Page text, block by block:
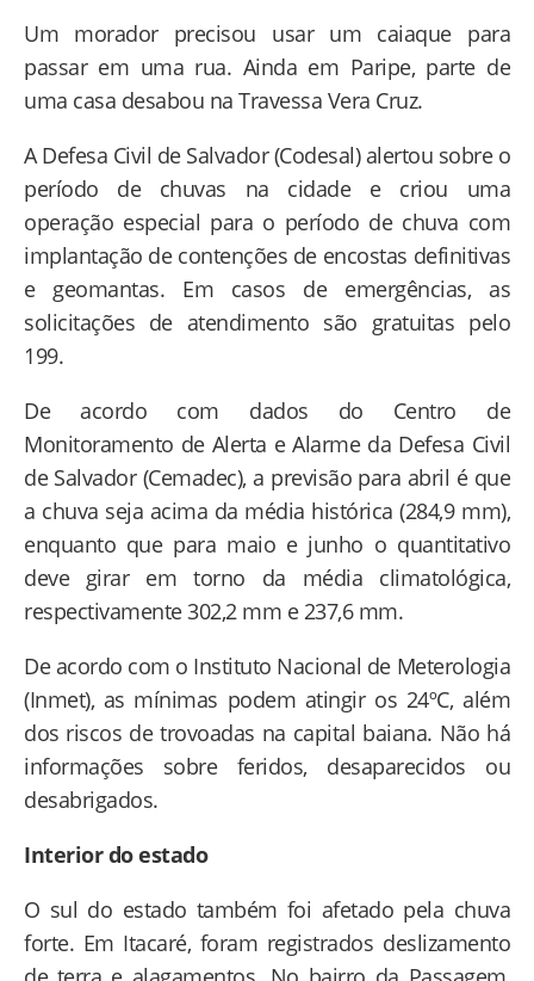
Um morador precisou usar um caiaque para
passar em uma rua. Ainda em Paripe, parte de
uma casa desabou na Travessa Vera Cruz.
A Defesa Civil de Salvador (Codesal) alertou sobre o
período de chuvas na cidade e criou uma
operação especial para o período de chuva com
implantação de contenções de encostas definitivas
e geomantas. Em casos de emergências, as
solicitações de atendimento são gratuitas pelo
199.
De acordo com dados do Centro de
Monitoramento de Alerta e Alarme da Defesa Civil
de Salvador (Cemadec), a previsão para abril é que
a chuva seja acima da média histórica (284,9 mm),
enquanto que para maio e junho o quantitativo
deve girar em torno da média climatológica,
respectivamente 302,2 mm e 237,6 mm.
De acordo com o Instituto Nacional de Meterologia
(Inmet), as mínimas podem atingir os 24ºC, além
dos riscos de trovoadas na capital baiana. Não há
informações sobre feridos, desaparecidos ou
desabrigados.
Interior do estado
O sul do estado também foi afetado pela chuva
forte. Em Itacaré, foram registrados deslizamento